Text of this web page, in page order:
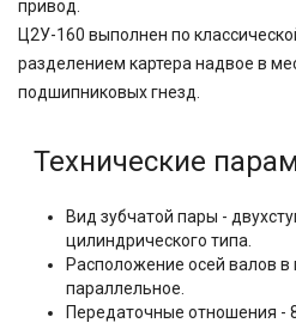
привод.
Ц2У-160 выполнен по
разделением картера надвое в
подшипниковых гнезд.
Технические
Вид зубчатой пары -
цилиндрического типа.
Расположение осей валов в
параллельное.
Передаточные отношения -